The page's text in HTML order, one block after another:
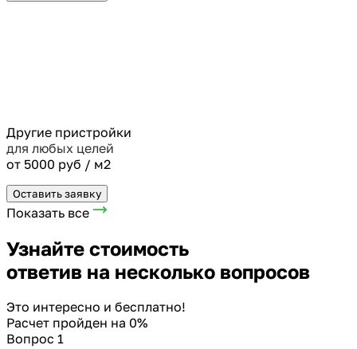
Другие пристройки
для любых целей
от 5000 руб / м2
Оставить заявку
Показать все
Узнайте стоимость
ответив на несколько вопросов
Это интересно и бесплатно!
Расчет пройден на 0%
Вопрос 1